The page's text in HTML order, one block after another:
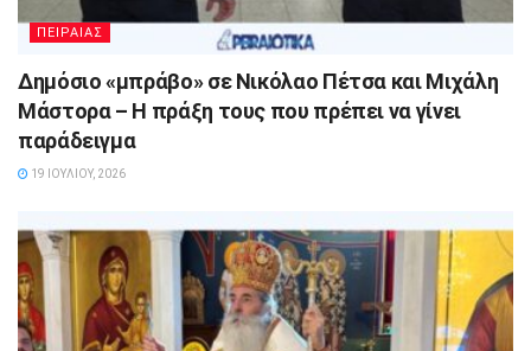
ΠΕΙΡΑΙΑΣ
Δημόσιο «μπράβο» σε Νικόλαο Πέτσα και Μιχάλη
Μάστορα – Η πράξη τους που πρέπει να γίνει
παράδειγμα
19 ΙΟΥΛΊΟΥ, 2026